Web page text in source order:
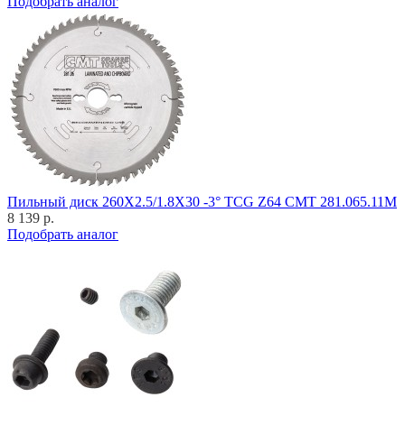
Пильный диск 260X2.5/1.8X30 -3° TCG Z64 CMT 281.065.11M
8 139 р.
Подобрать аналог